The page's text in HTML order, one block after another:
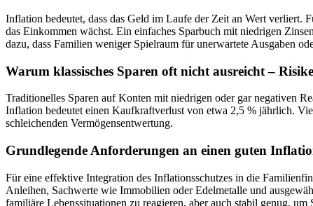
Inflation bedeutet, dass das Geld im Laufe der Zeit an Wert verliert.
das Einkommen wächst. Ein einfaches Sparbuch mit niedrigen
dazu, dass Familien weniger Spielraum für unerwartete Ausgaben
Warum klassisches Sparen oft nicht ausreicht –
Traditionelles Sparen auf Konten mit niedrigen oder gar negativen
Inflation bedeutet einen Kaufkraftverlust von etwa 2,5 % jährlich.
schleichenden Vermögensentwertung.
Grundlegende Anforderungen an einen guten
Für eine effektive Integration des Inflationsschutzes in die
Anleihen, Sachwerte wie Immobilien oder Edelmetalle und
familiäre Lebenssituationen zu reagieren, aber auch stabil genug,